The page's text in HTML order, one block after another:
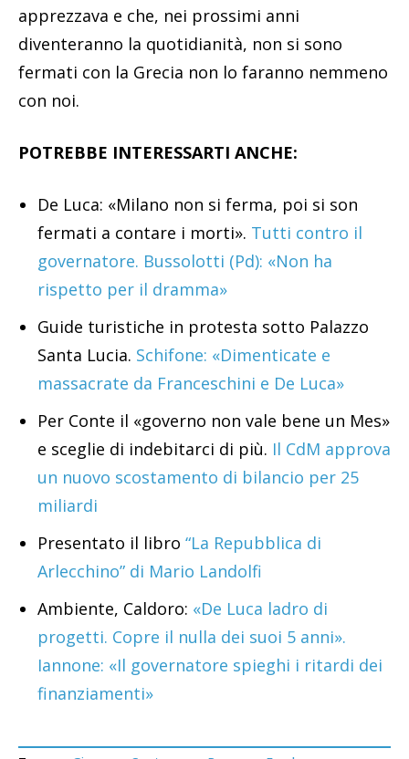
apprezzava e che, nei prossimi anni
diventeranno la quotidianità, non si sono
fermati con la Grecia non lo faranno nemmeno
con noi.
POTREBBE INTERESSARTI ANCHE:
De Luca: «Milano non si ferma, poi si son
fermati a contare i morti». Tutti contro il
governatore. Bussolotti (Pd): «Non ha
rispetto per il dramma»
Guide turistiche in protesta sotto Palazzo
Santa Lucia. Schifone: «Dimenticate e
massacrate da Franceschini e De Luca»
Per Conte il «governo non vale bene un Mes»
e sceglie di indebitarci di più. Il CdM approva
un nuovo scostamento di bilancio per 25
miliardi
Presentato il libro “La Repubblica di
Arlecchino” di Mario Landolfi
Ambiente, Caldoro: «De Luca ladro di
progetti. Copre il nulla dei suoi 5 anni».
Iannone: «Il governatore spieghi i ritardi dei
finanziamenti»